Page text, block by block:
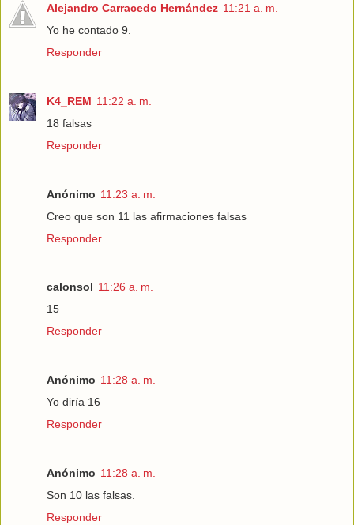
Alejandro Carracedo Hernández 11:21 a. m.
Yo he contado 9.
Responder
K4_REM 11:22 a. m.
18 falsas
Responder
Anónimo 11:23 a. m.
Creo que son 11 las afirmaciones falsas
Responder
calonsol 11:26 a. m.
15
Responder
Anónimo 11:28 a. m.
Yo diría 16
Responder
Anónimo 11:28 a. m.
Son 10 las falsas.
Responder